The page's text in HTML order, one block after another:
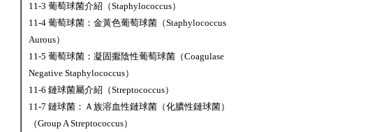
11-3 葡萄球菌介紹（Staphylococcus）
11-4 葡萄球菌：金黃色葡萄球菌（Staphylococcus
Aurous）
11-5 葡萄球菌：凝固擫陰性葡萄球菌（Coagulase
Negative Staphylococcus）
11-6 鏈球菌屬介紹（Streptococcus）
11-7 鏈球菌：Ａ族溶血性鏈球菌（化膿性鏈球菌）
（Group A Streptococcus）